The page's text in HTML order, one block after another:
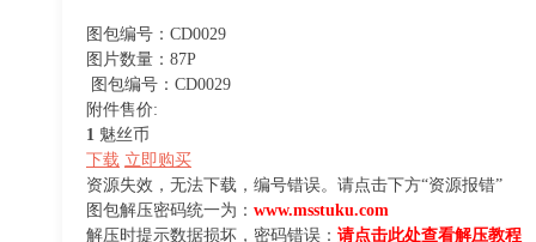
图包编号：CD0029
图片数量：87P
图包编号：CD0029
附件售价:
1 魅丝币
下载 立即购买
资源失效，无法下载，编号错误。请点击下方“资源报错”
图包解压密码统一为： www.msstuku.com
解压时提示数据损坏，密码错误： 请点击此处查看解压教程